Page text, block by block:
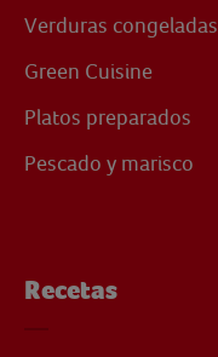
Verduras congeladas
Green Cuisine
Platos preparados
Pescado y marisco
Recetas